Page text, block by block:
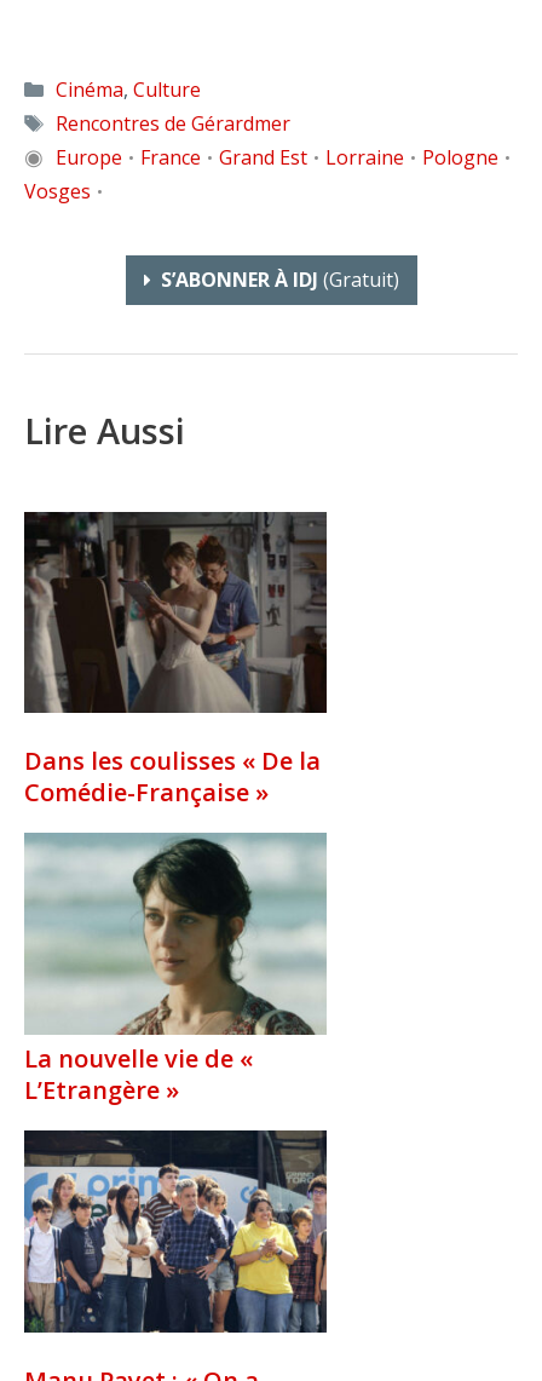
Catégories
Cinéma, Culture
Étiquettes
Rencontres de Gérardmer
◉ Europe • France • Grand Est • Lorraine • Pologne •
Vosges •
S’ABONNER À IDJ (gratuit)
Lire Aussi
Dans les coulisses « De la
Comédie-Française »
La nouvelle vie de «
L’Etrangère »